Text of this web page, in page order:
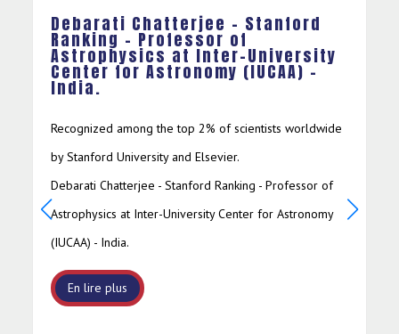
Debarati Chatterjee – Stanford
Ranking – Professor of
Astrophysics at Inter-University
Center for Astronomy (IUCAA) –
India.
Recognized among the top 2% of scientists worldwide
by Stanford University and Elsevier.
Debarati Chatterjee - Stanford Ranking - Professor of
Astrophysics at Inter-University Center for Astronomy
(IUCAA) - India.
En lire plus